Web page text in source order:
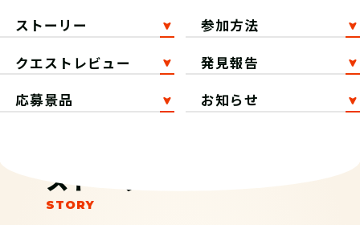
ストーリー
参加方法
クエストレビュー
発見報告
応募景品
お知らせ
ストーリー